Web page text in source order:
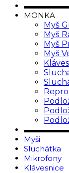
MONKA
Myš
Myš
Myš
Myš
Myši
Sluchátka
Mikrofony
Klávesnice